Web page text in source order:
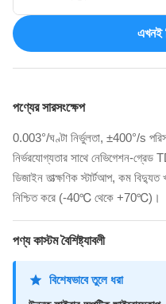
এখনই
পণ্যের সারসংক্ষেপ
0.003°/ঘণ্টা নির্ভুলতা, ±400°/s
নির্ভরযোগ্যতার সাথে নেভিগেশন-
ডিজাইন তাত্ক্ষণিক স্টার্টআপ, কম বিদ্যুত
নিশ্চিত করে (-40℃ থেকে +70℃)।
পণ্য কাস্টম বৈশিষ্ট্যাবলী
বিশেষভাবে তুলে ধরা